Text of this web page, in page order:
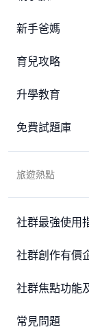
新手爸媽
育兒攻略
升學教育
免費試題庫
旅遊熱點
社群最強使用
社群創作有價
社群焦點功能
常見問題